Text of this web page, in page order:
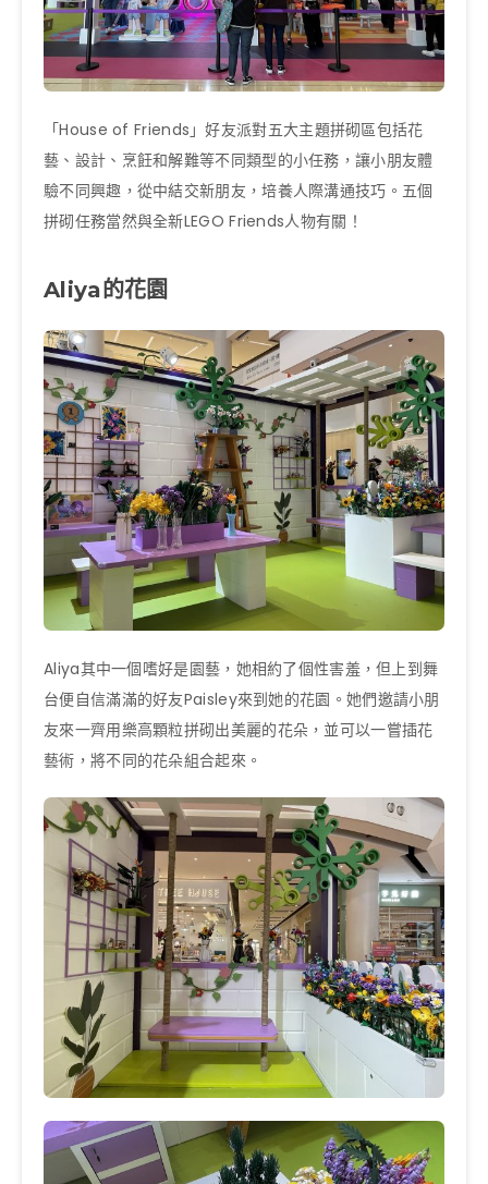
「House of Friends」好友派對五大主題拼砌區包括花
藝、設計、烹飪和解難等不同類型的小任務，讓小朋友體
驗不同興趣，從中結交新朋友，培養人際溝通技巧。五個
拼砌任務當然與全新LEGO Friends人物有關！
Aliya的花園
Aliya其中一個嗜好是園藝，她相約了個性害羞，但上到舞
台便自信滿滿的好友Paisley來到她的花園。她們邀請小朋
友來一齊用樂高顆粒拼砌出美麗的花朵，並可以一嘗插花
藝術，將不同的花朵組合起來。